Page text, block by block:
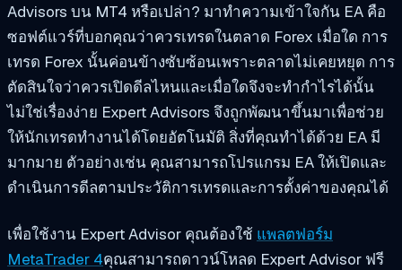
Advisors บน MT4 หรือเปล่า? มาทำความเข้าใจกัน EA คือ
ซอฟต์แวร์ที่บอกคุณว่าควรเทรดในตลาด Forex เมื่อใด การ
เทรด Forex นั้นค่อนข้างซับซ้อนเพราะตลาดไม่เคยหยุด การ
ตัดสินใจว่าควรเปิดดีลไหนและเมื่อใดจึงจะทำกำไรได้นั้น
ไม่ใช่เรื่องง่าย Expert Advisors จึงถูกพัฒนาขึ้นมาเพื่อช่วย
ให้นักเทรดทำงานได้โดยอัตโนมัติ สิ่งที่คุณทำได้ด้วย EA มี
มากมาย ตัวอย่างเช่น คุณสามารถโปรแกรม EA ให้เปิดและ
ดำเนินการดีลตามประวัติการเทรดและการตั้งค่าของคุณได้
เพื่อใช้งาน Expert Advisor คุณต้องใช้ แพลตฟอร์ม
MetaTrader 4คุณสามารถดาวน์โหลด Expert Advisor ฟรี